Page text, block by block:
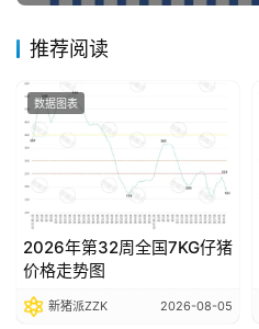
据
图
表
今
日
猪
价
推荐阅读
数据图表
2026年第32周全国7KG仔猪
价格走势图
新猪派ZZK 2026-08-05